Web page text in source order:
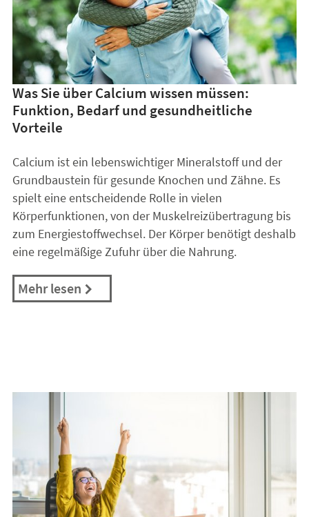
Was Sie über Calcium wissen müssen:
Funktion, Bedarf und gesundheitliche
Vorteile
Calcium ist ein lebenswichtiger Mineralstoff und der
Grundbaustein für gesunde Knochen und Zähne. Es
spielt eine entscheidende Rolle in vielen
Körperfunktionen, von der Muskelreizübertragung bis
zum Energiestoffwechsel. Der Körper benötigt deshalb
eine regelmäßige Zufuhr über die Nahrung.
Mehr lesen